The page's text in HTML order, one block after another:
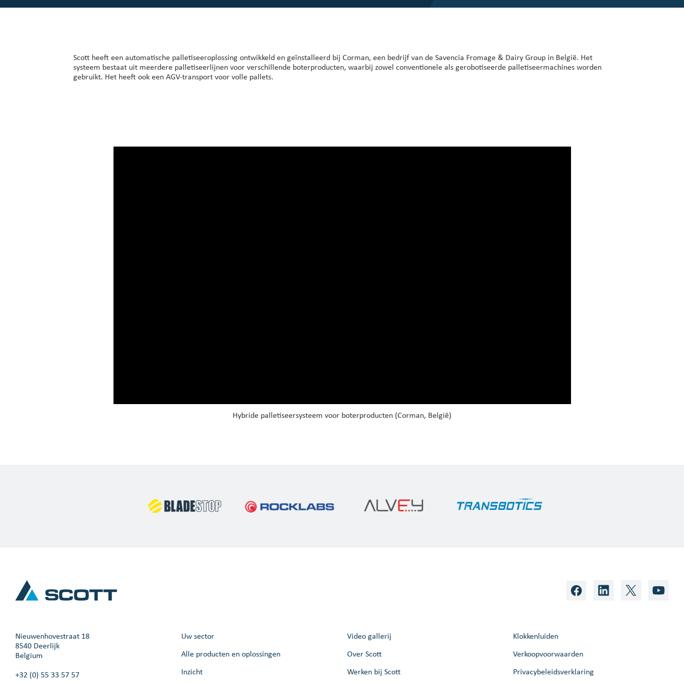
Onze klanten
Scott heeft een automatische palletiseeroplossing ontwikkeld en geïnstalleerd bij Corman, een bedrijf van de Savencia Fromage & Dairy Group in België. Het
systeem bestaat uit meerdere palletiseerlijnen voor verschillende boterproducten, waarbij zowel conventionele als gerobotiseerde palletiseermachines worden
gebruikt. Het heeft ook een AGV-transport voor volle pallets.
Hybride palletiseersysteem voor boterproducten (Corman, België)
Nieuwenhovestraat 18
8540 Deerlijk
Belgium
+32 (0) 55 33 57 57
Uw sector
Alle producten en oplossingen
Inzicht
Video gallerij
Over Scott
Werken bij Scott
Klokkenluiden
Verkoopvoorwaarden
Privacybeleidsverklaring